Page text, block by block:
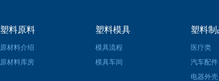
塑料原料
原材料介绍
原材料库房
塑料模具
模具流程
模具车间
塑料制
医疗类
汽车配件
电器外壳